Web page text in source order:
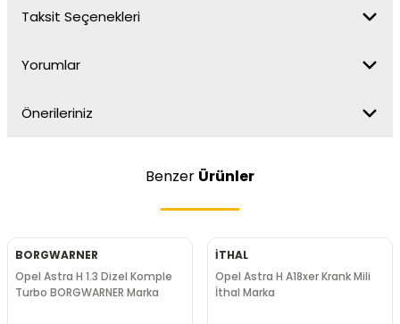
Taksit Seçenekleri
Yorumlar
Önerileriniz
Benzer Ürünler
BORGWARNER
Opel Astra H 1.3 Dizel Komple
Turbo BORGWARNER Marka
İTHAL
Opel Astra H A18xer Krank Mili
İthal Marka